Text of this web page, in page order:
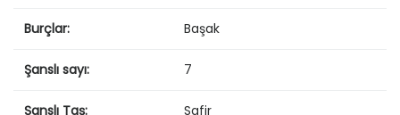
Burçlar: Başak
Şanslı sayı: 7
Şanslı Taş: Safir